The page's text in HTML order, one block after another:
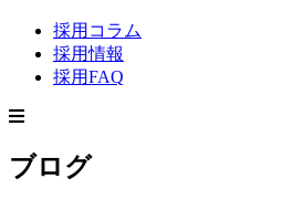
採用コラム
採用情報
採用FAQ
ブログ